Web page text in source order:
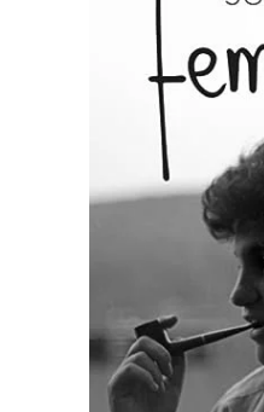
Personnes
Livres les plus
Prix littéraires